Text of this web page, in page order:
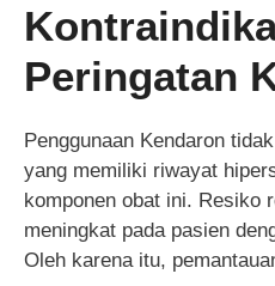
Peringatan
Penggunaan Kendaron
yang memiliki riwayat
komponen obat ini. Resiko
meningkat pada pasien
Oleh karena itu,